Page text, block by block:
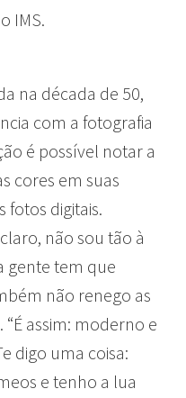
IMS.
na década de 50,
com a fotografia
é possível notar a
cores em suas
fotos digitais.
não sou tão à
gente tem que
não renego as
assim: moderno e
digo uma coisa:
e tenho a lua